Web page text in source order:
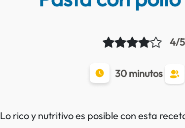
4/5
30 minutos
Lo rico y nutritivo es posible con esta